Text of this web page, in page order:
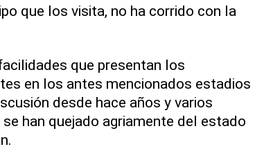
que los visita, no ha corrido con la
que presentan los
en los antes mencionados estadios
desde hace años y varios
han quejado agriamente del estado